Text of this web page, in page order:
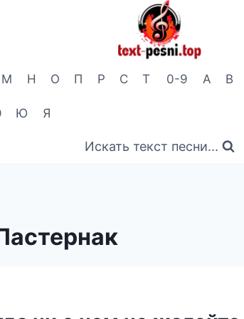
М Н О П Р С Т
Ю Я
0-9 A B
Искать текст песни...